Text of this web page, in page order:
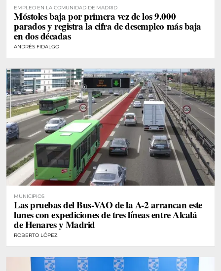
EMPLEO EN LA COMUNIDAD DE MADRID
Móstoles baja por primera vez de los 9.000
parados y registra la cifra de desempleo más baja
en dos décadas
ANDRÉS FIDALGO
MUNICIPIOS
Las pruebas del Bus-VAO de la A-2 arrancan este
lunes con expediciones de tres líneas entre Alcalá
de Henares y Madrid
ROBERTO LÓPEZ